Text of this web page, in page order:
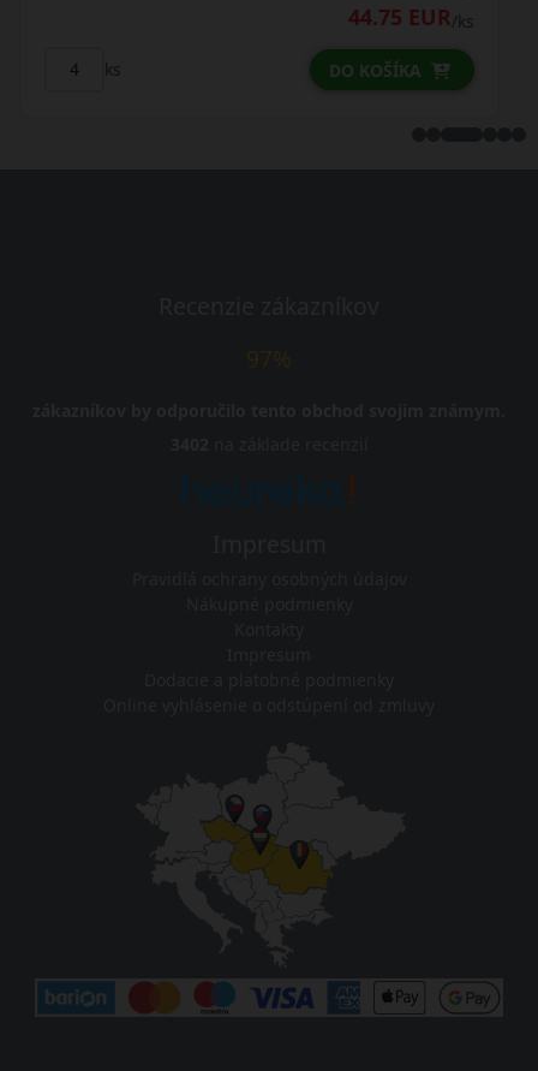
45.25 EUR
DO KOŠÍKA